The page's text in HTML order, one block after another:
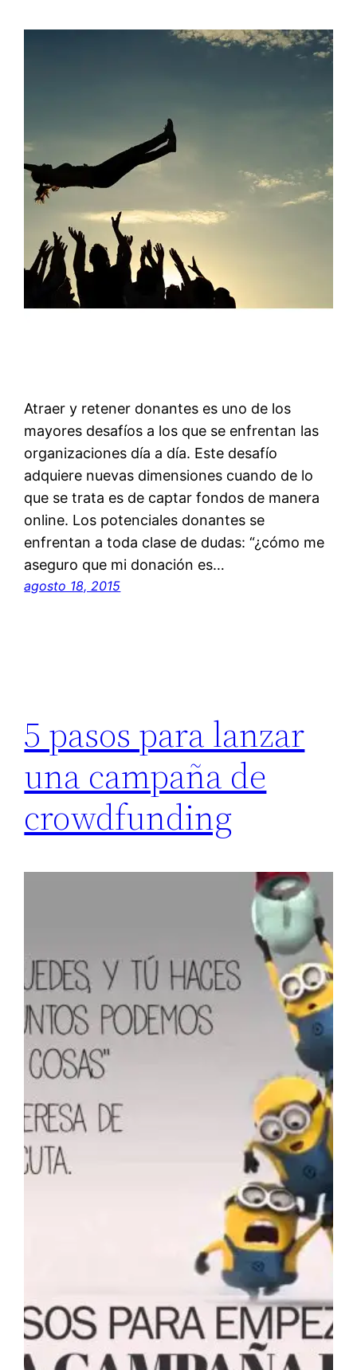
Atraer y retener donantes es uno de los
mayores desafíos a los que se enfrentan las
organizaciones día a día. Este desafío
adquiere nuevas dimensiones cuando de lo
que se trata es de captar fondos de manera
online. Los potenciales donantes se
enfrentan a toda clase de dudas: “¿cómo me
aseguro que mi donación es…
agosto 18, 2015
5 pasos para lanzar
una campaña de
crowdfunding